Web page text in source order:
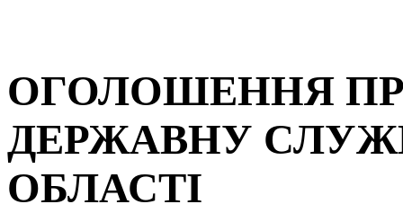
ОГОЛОШЕННЯ
ДЕРЖАВНУ
ОБЛАСТІ